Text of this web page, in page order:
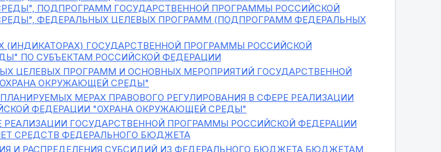
ПОДПРОГРАММ ГОСУДАРСТВЕННОЙ ПРОГРАММЫ РОССИЙСКОЙ
ФЕДЕРАЛЬНЫХ ЦЕЛЕВЫХ ПРОГРАММ (ПОДПРОГРАММ ФЕДЕРАЛЬНЫХ
(ИНДИКАТОРАХ) ГОСУДАРСТВЕННОЙ ПРОГРАММЫ РОССИЙСКОЙ
ПО СУБЪЕКТАМ РОССИЙСКОЙ ФЕДЕРАЦИИ
ЦЕЛЕВЫХ ПРОГРАММ И ОСНОВНЫХ МЕРОПРИЯТИЙ ГОСУДАРСТВЕННОЙ
ОКРУЖАЮЩЕЙ СРЕДЫ"
МЕРАХ ПРАВОВОГО РЕГУЛИРОВАНИЯ В СФЕРЕ РЕАЛИЗАЦИИ
ФЕДЕРАЦИИ "ОХРАНА ОКРУЖАЮЩЕЙ СРЕДЫ"
РЕАЛИЗАЦИИ ГОСУДАРСТВЕННОЙ ПРОГРАММЫ РОССИЙСКОЙ ФЕДЕРАЦИИ
СРЕДСТВ ФЕДЕРАЛЬНОГО БЮДЖЕТА
И РАСПРЕДЕЛЕНИЯ СУБСИДИЙ ИЗ ФЕДЕРАЛЬНОГО БЮДЖЕТА БЮДЖЕТАМ